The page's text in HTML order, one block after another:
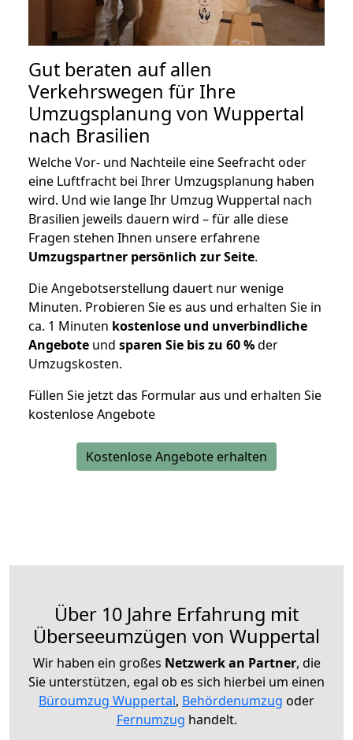
Gut beraten auf allen
Verkehrswegen für Ihre
Umzugsplanung von Wuppertal
nach Brasilien
Welche Vor- und Nachteile eine Seefracht oder
eine Luftfracht bei Ihrer Umzugsplanung haben
wird. Und wie lange Ihr Umzug Wuppertal nach
Brasilien jeweils dauern wird – für alle diese
Fragen stehen Ihnen unsere erfahrene
Umzugspartner persönlich zur Seite.
Die Angebotserstellung dauert nur wenige
Minuten. Probieren Sie es aus und erhalten Sie in
ca. 1 Minuten kostenlose und unverbindliche
Angebote und sparen Sie bis zu 60 %der
Umzugskosten.
Füllen Sie jetzt das Formular aus und erhalten Sie
kostenlose Angebote
Kostenlose Angebote erhalten
Über 10 Jahre Erfahrung mit
Überseeumzügen von Wuppertal
Wir haben ein großes Netzwerk an Partner, die
Sie unterstützen, egal ob es sich hierbei um einen
Büroumzug Wuppertal, Behördenumzug oder
Fernumzug handelt.